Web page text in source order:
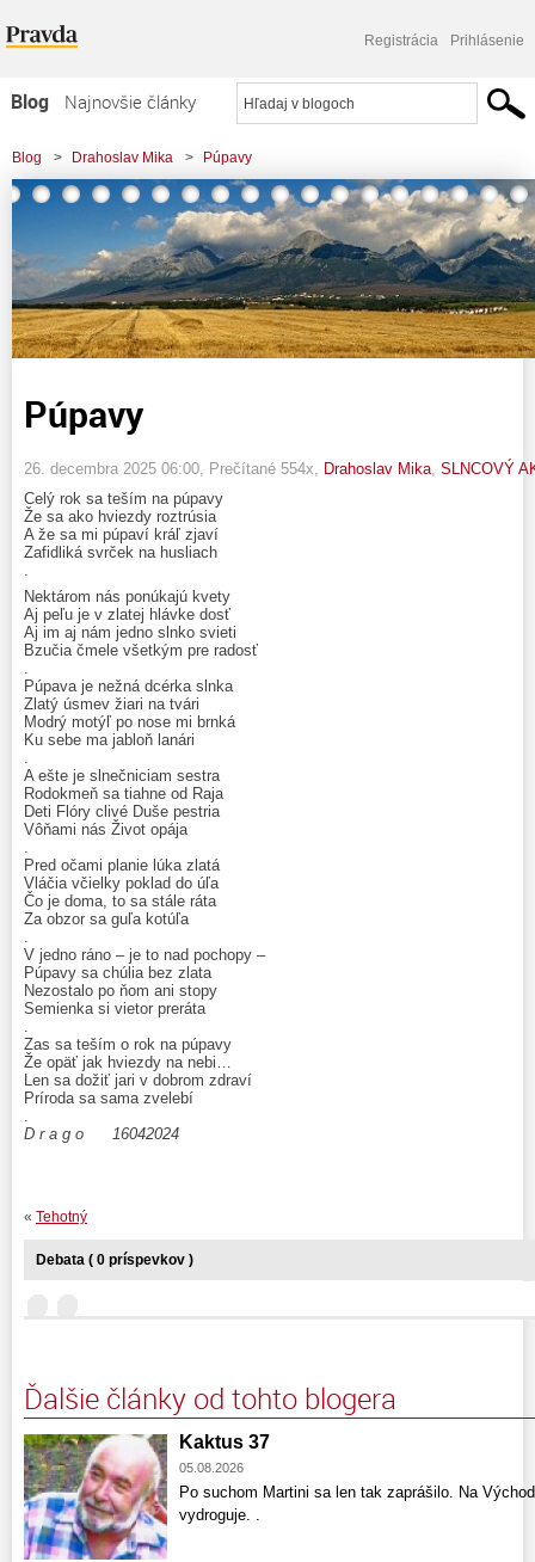
Registrácia Prihlásenie
Blog
Najnovšie články
Najčítanejšie články
Najkomentovanejšie články
Zoznam blogov
Komerčné blogy
Blog > Drahoslav Mika > Púpavy
Púpavy
26. decembra 2025 06:00 , Prečítané 554x, Drahoslav Mika SLNCOVÝ
Celý rok sa teším na púpavy
Že sa ako hviezdy roztrúsia
A že sa mi púpaví kráľ zjaví
Zafidliká svrček na husliach
Nektárom nás ponúkajú kvety
Aj peľu je v zlatej hlávke dosť
Aj im aj nám jedno slnko svieti
Bzučia čmele všetkým pre radosť
Púpava je nežná dcérka slnka
Zlatý úsmev žiari na tvári
Modrý motýľ po nose mi brnká
Ku sebe ma jabloň lanári
A ešte je slnečniciam sestra
Rodokmeň sa tiahne od Raja
Deti Flóry clivé Duše pestria
Vôňami nás Život opája
Pred očami planie lúka zlatá
Vláčia včielky poklad do úľa
Čo je doma, to sa stále ráta
Za obzor sa guľa kotúľa
V jedno ráno – je to nad pochopy –
Púpavy sa chúlia bez zlata
Nezostalo po ňom ani stopy
Semienka si vietor preráta
Zas sa teším o rok na púpavy
Že opäť jak hviezdy na nebi…
Len sa dožiť jari v dobrom zdraví
Príroda sa sama zvelebí
D r a g o 16042024
« Tehotný
Debata ( 0 príspevkov )
Ďalšie články od tohto blogera
Kaktus 37
05.08.2026
Po suchom Martini sa len tak zaprášilo. Na
vydroguje. .